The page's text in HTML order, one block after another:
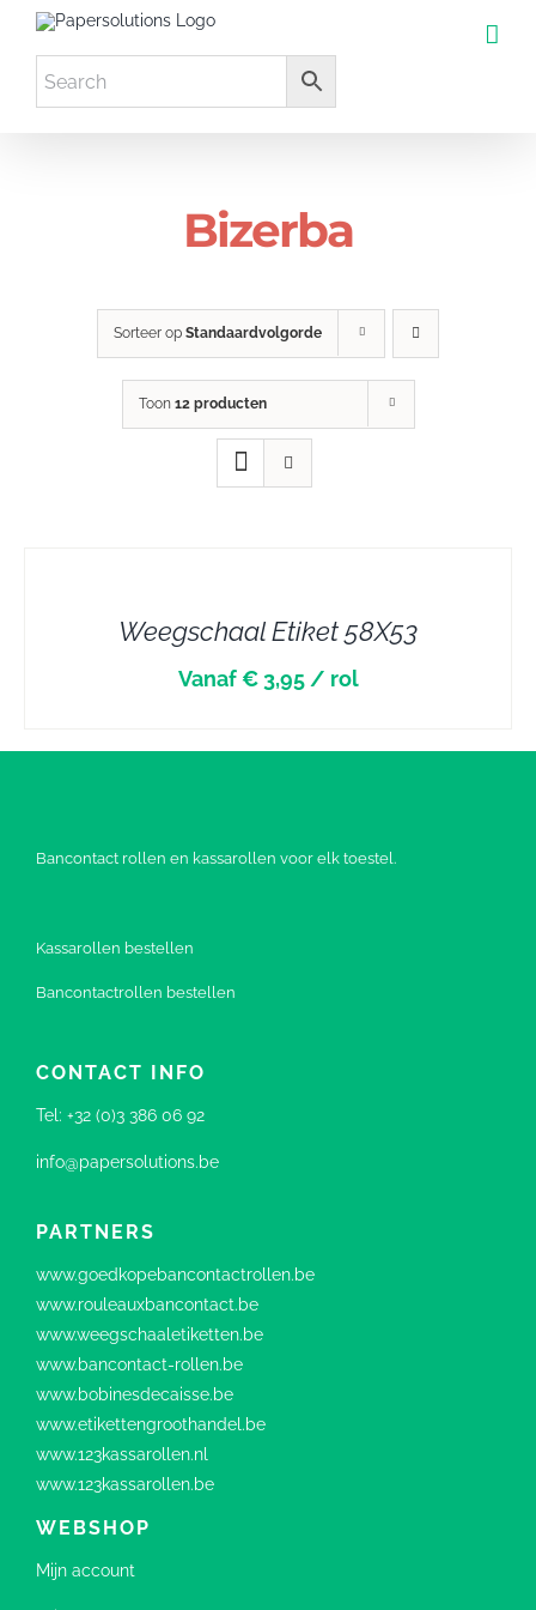
inhoud
Bizerba
Sorteer op Standaardvolgorde
Toon 12 producten
Weegschaal Etiket 58X53
Vanaf € 3,95 / rol
Bancontact rollen en kassarollen voor elk toestel.
Kassarollen bestellen
Bancontactrollen bestellen
CONTACT INFO
Tel: +32 (0)3 386 06 92
info@papersolutions.be
PARTNERS
www.goedkopebancontactrollen.be
www.rouleauxbancontact.be
www.weegschaaletiketten.be
www.bancontact-rollen.be
www.bobinesdecaisse.be
www.etikettengroothandel.be
www.123kassarollen.nl
www.123kassarollen.be
WEBSHOP
Mijn account